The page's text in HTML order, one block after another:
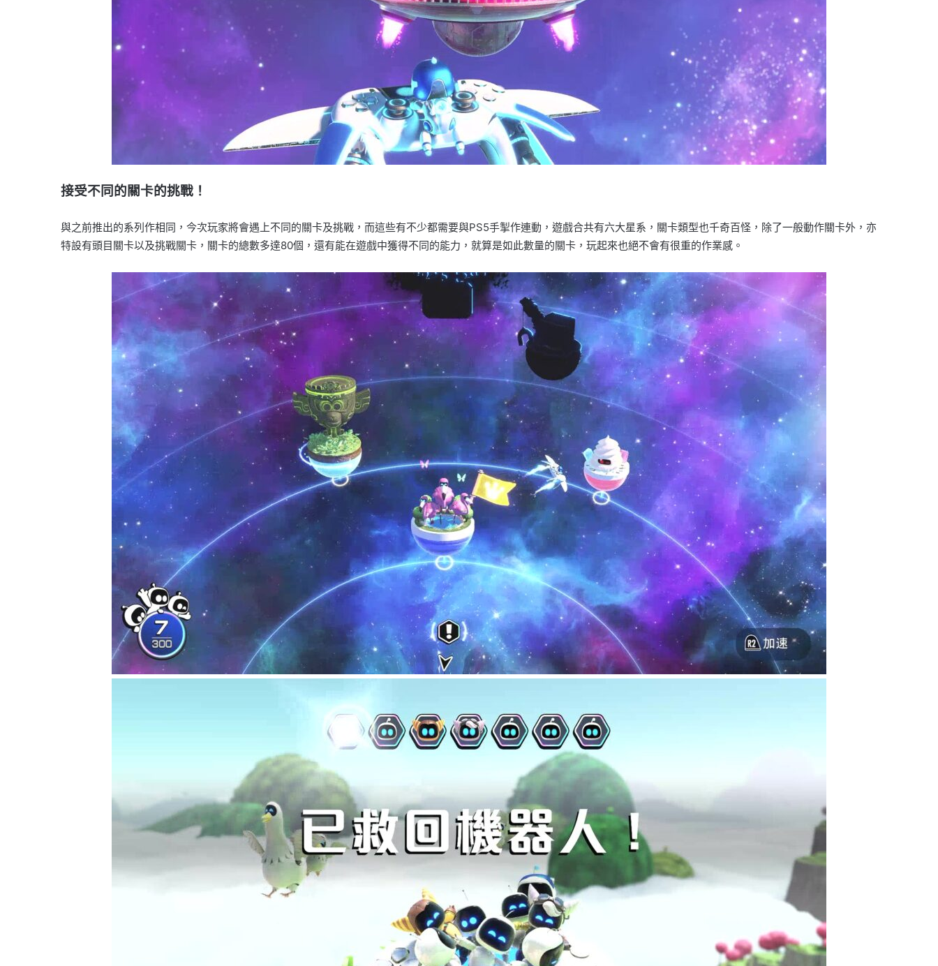
接受不同的關卡的挑戰！
與之前推出的系列作相同，今次玩家將會遇上不同的關卡及挑戰，而這些有不少都需要與PS5手掣作連動，遊戲合共有六大星系，關卡類型也千奇百怪，除了一般動作關卡外，亦
特設有頭目關卡以及挑戰關卡，關卡的總數多達80個，還有能在遊戲中獲得不同的能力，就算是如此數量的關卡，玩起來也絕不會有很重的作業感。